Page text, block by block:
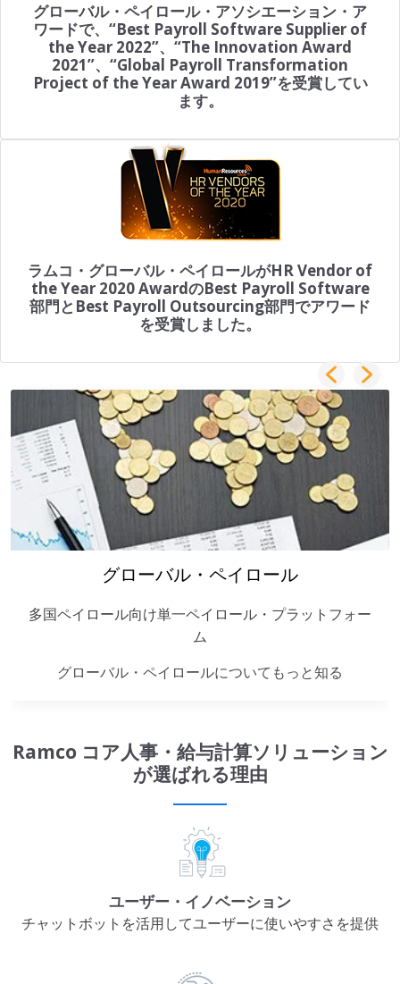
グローバル・ペイロール・アソシエーション・ア
ワードで、“Best Payroll Software Supplier of
the Year 2022”、“The Innovation Award
2021”、“Global Payroll Transformation
Project of the Year Award 2019”を受賞してい
ます。
ラムコ・グローバル・ペイロールがHR Vendor of
the Year 2020 AwardのBest Payroll Software
部門とBest Payroll Outsourcing部門でアワード
を受賞しました。
グローバル・ペイロール
多国ペイロール向け単一ペイロール・プラットフォー
ム
グローバル・ペイロールについてもっと知る
Ramco コア人事・給与計算ソリューション
が選ばれる理由
ユーザー・イノベーション
チャットボットを活用してユーザーに使いやすさを提供